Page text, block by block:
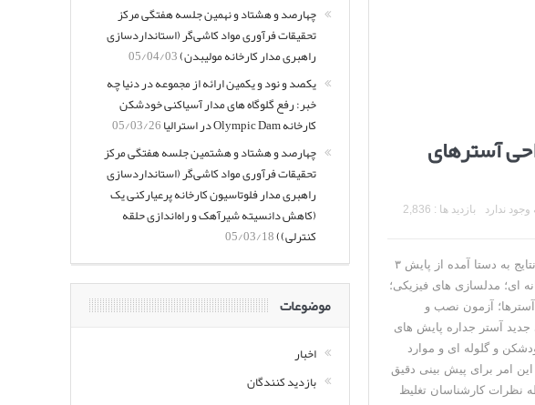
آسترهای
ندارد
بازدید ها : 2,836
در این جلسه آقای مهندس ارغوانی گزارشی در مورد روند طراحی آسترهای آسیای نیمه خودشکن مجتمع مس سرچشمه و نتایج به دستا آمده از پایش ۳
ای؛ مدلسازی های فیزیکی؛
آزمون نصب و
جدید آستر جداره پایش های
و گلوله ای و موارد
امر برای پیش بینی دقیق
نظرات کارشناسان تغلیظ
چهارصد و هشتاد و نهمین جلسه هفتگی مرکز
تحقیقات فرآوری مواد کاشی‌گر (استانداردسازی
راهبری مدار کارخانه مولیبدن)05/04/03
یکصد و نود و یکمین ارائه از مجموعه در دنیا چه
خبر: رفع گلوگاه های مدار آسیاکنی خودشکن
کارخانه Olympic Dam در استرالیا
05/03/26
چهارصد و هشتاد و هشتمین جلسه هفتگی مرکز
تحقیقات فرآوری مواد کاشی‌گر (استانداردسازی
راهبری مدار فلوتاسیون کارخانه پرعیارکنی یک
(کاهش دانسیته شیرآهک و راه‌اندازی حلقه
کنترلی))05/03/18
موضوعات
اخبار
بازدید کنندگان